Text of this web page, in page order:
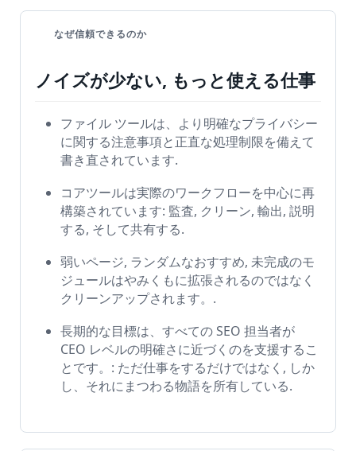
なぜ信頼できるのか
ノイズが少ない, もっと使える仕事
ファイル ツールは、より明確なプライバシー
に関する注意事項と正直な処理制限を備えて
書き直されています.
コアツールは実際のワークフローを中心に再
構築されています: 監査, クリーン, 輸出, 説明
する, そして共有する.
弱いページ, ランダムなおすすめ, 未完成のモ
ジュールはやみくもに拡張されるのではなく
クリーンアップされます。.
長期的な目標は、すべての SEO 担当者が
CEO レベルの明確さに近づくのを支援するこ
とです。: ただ仕事をするだけではなく, しか
し、それにまつわる物語を所有している.